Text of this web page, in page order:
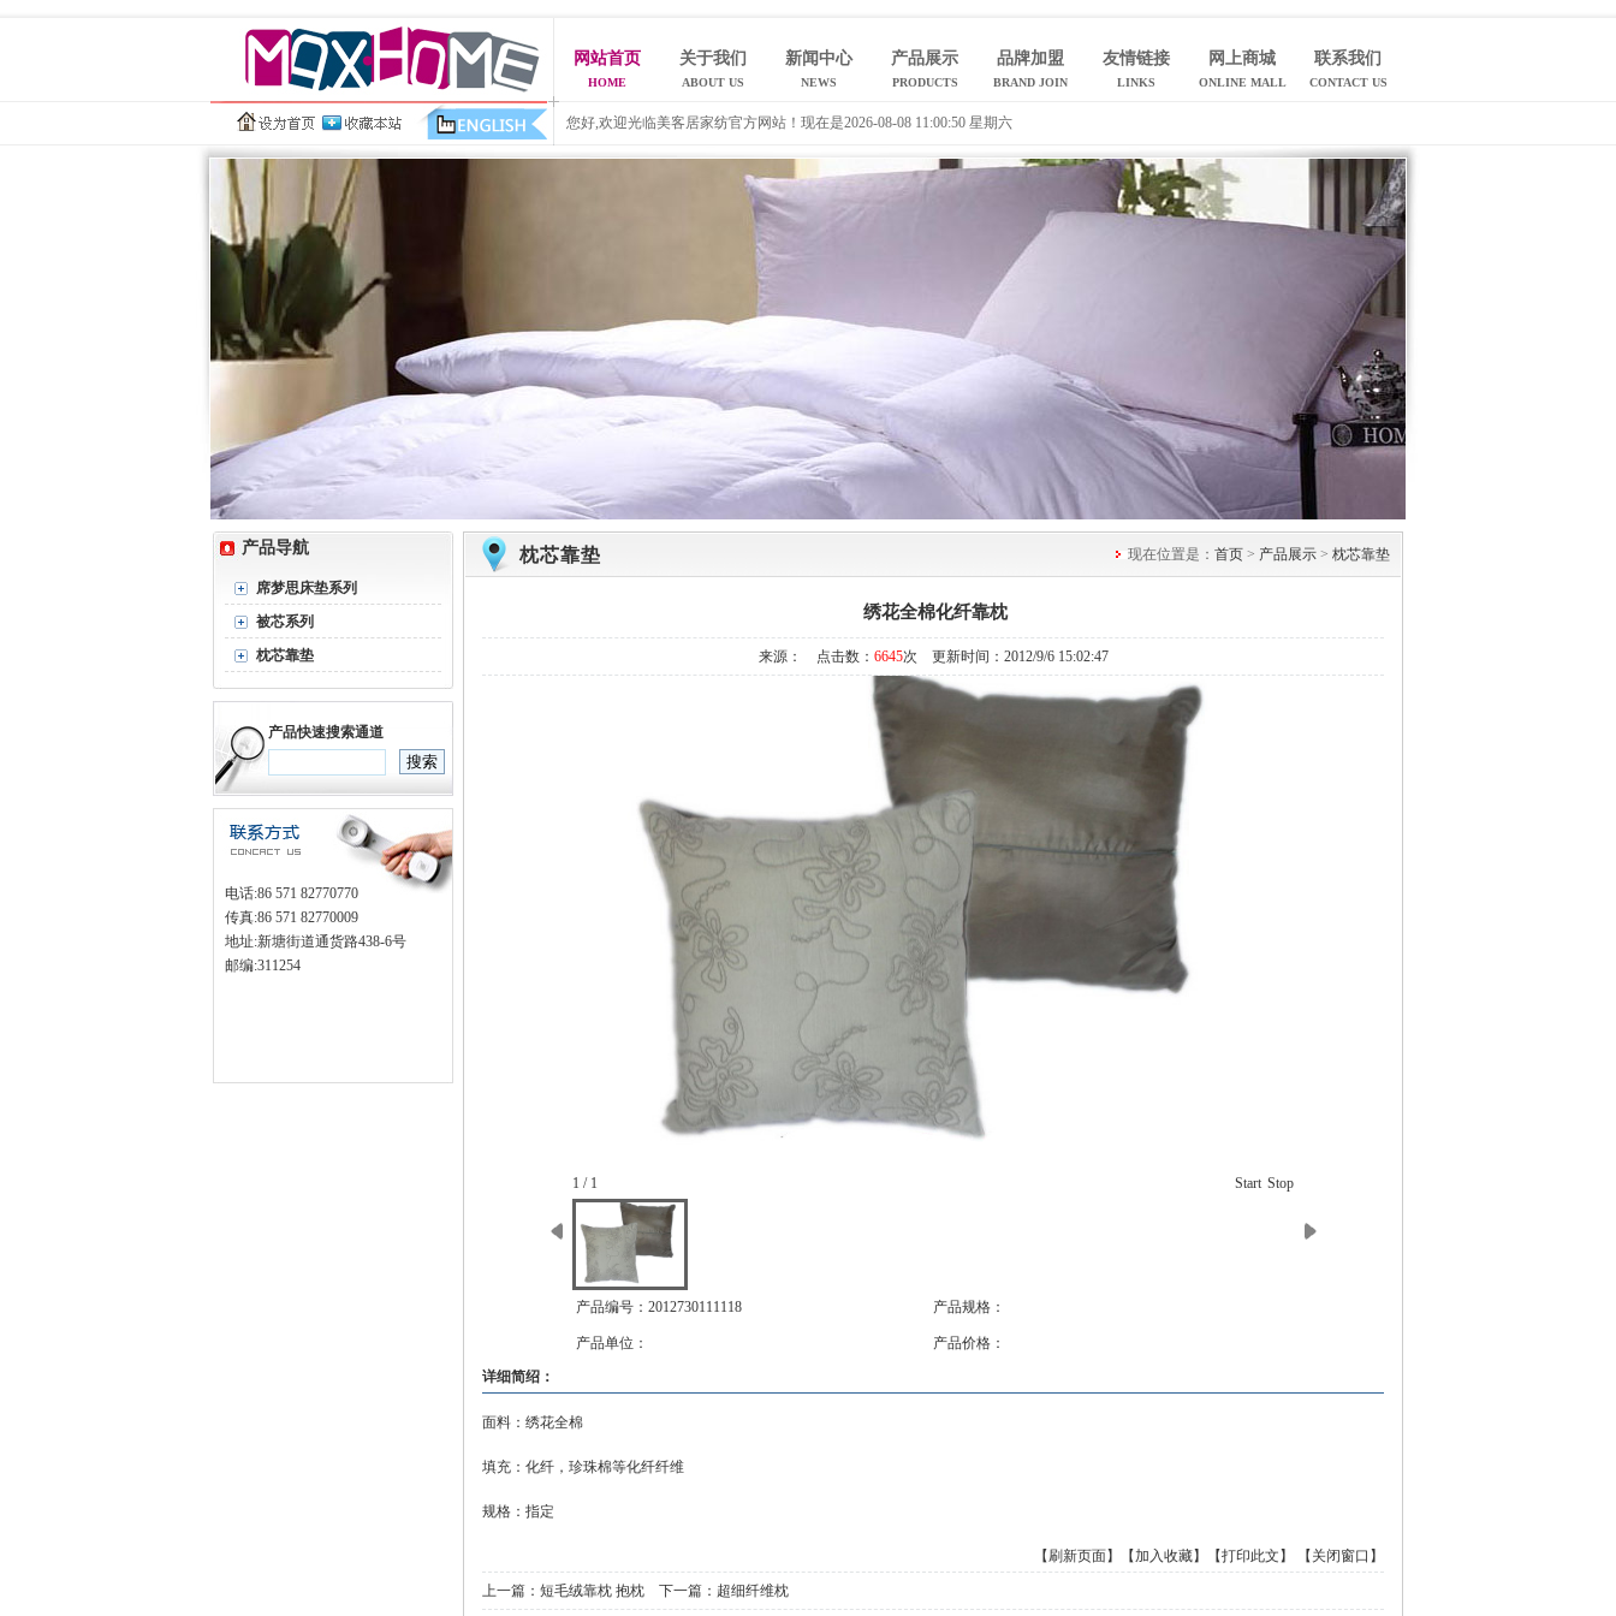
网站首页
HOME
关于我们
ABOUT US
新闻中心
NEWS
产品展示
PRODUCTS
品牌加盟
BRAND JOIN
友情链接
LINKS
网上商城
ONLINE MALL
联系我们
CONTACT US
您好,欢迎光临美客居家纺官方网站！现在是2026-08-08 11:00:50 星期六
产品导航
席梦思床垫系列
被芯系列
枕芯靠垫
产品快速搜索通道
电话:86 571 82770770
传真:86 571 82770009
地址:新塘街道通货路438-6号
邮编:311254
枕芯靠垫 现在位置是： 首页 > 产品展示 > 枕芯靠垫
绣花全棉化纤靠枕
来源： 点击数： 6645次 更新时间：2012/9/6 15:02:47
1 / 1 Start Stop
产品编号：2012730111118 产品规格：
产品单位：
产品价格：
详细简绍：
面料：绣花全棉
填充：化纤，珍珠棉等化纤纤维
规格：指定
【刷新页面】 【加入收藏】 【打印此文】 【关闭窗口】
上一篇： 短毛绒靠枕 抱枕 下一篇： 超细纤维枕